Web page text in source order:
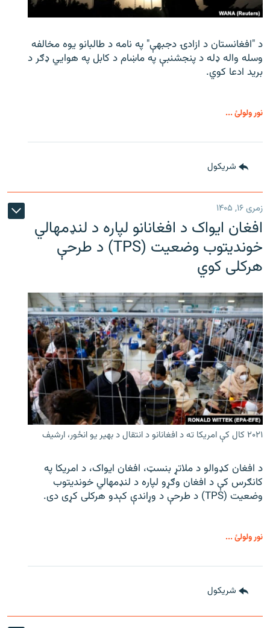
د "افغانستان د ازادۍ دجبهې" په نامه د طالبانو یوه مخالفه
وسله واله ډله د پنجشنبې په ماښام د کابل په هوايي ډګر د
برید ادعا کوي.
نور ولولئ ...
شريکول
زمری ۱۶, ۱۴۰۵
افغان ایواک د افغانانو لپاره د لنډمهالي
خوندیتوب وضعیت (TPS) د طرحې
هرکلی کوي
۲۰۲۱ کال کې امریکا ته د افغانانو د انتقال د بهیر یو انځور، ارشیف
د افغان کډوالو د ملاتړ بنسټ، افغان ایواک، د امریکا په
کانګرس کې د افغان وګړو لپاره د لنډمهالي خوندیتوب
وضعیت (TPS) د طرحې د وړاندې کېدو هرکلی کړی دی.
نور ولولئ ...
شريکول